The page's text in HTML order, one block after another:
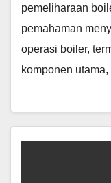
pemeliharaan
pemahaman
operasi boiler,
komponen